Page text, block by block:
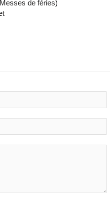
de féries)